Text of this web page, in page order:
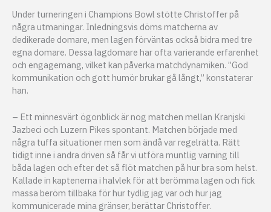
Under turneringen i Champions Bowl stötte Christoffer på
några utmaningar. Inledningsvis döms matcherna av
dedikerade domare, men lagen förväntas också bidra med tre
egna domare. Dessa lagdomare har ofta varierande erfarenhet
och engagemang, vilket kan påverka matchdynamiken. ”God
kommunikation och gott humör brukar gå långt,” konstaterar
han.
– Ett minnesvärt ögonblick är nog matchen mellan Kranjski
Jazbeci och Luzern Pikes spontant. Matchen började med
några tuffa situationer men som ändå var regelrätta. Rätt
tidigt inne i andra driven så får vi utföra muntlig varning till
båda lagen och efter det så flöt matchen på hur bra som helst.
Kallade in kaptenerna i halvlek för att berömma lagen och fick
massa beröm tillbaka för hur tydlig jag var och hur jag
kommunicerade mina gränser, berättar Christoffer.